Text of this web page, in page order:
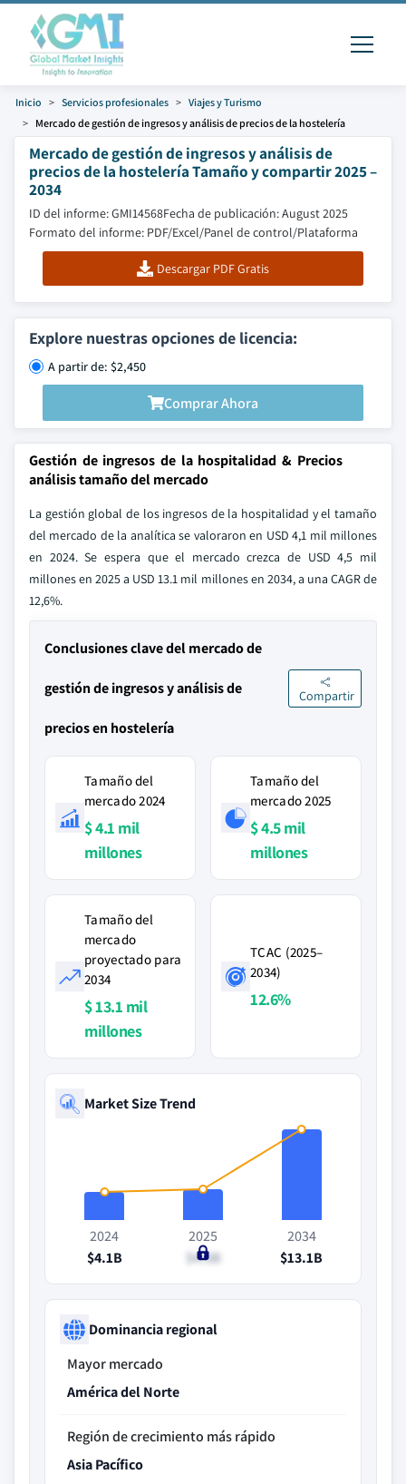
Inicio Servicios profesionales
Viajes y Turismo
Mercado de gestión de ingresos y análisis de precios de la hostelería
Mercado de gestión de ingresos y análisis de
precios de la hostelería Tamaño y compartir 2025 –
2034
ID del informe: GMI14568Fecha de publicación: August 2025
Formato del informe: PDF/Excel/Panel de control/Plataforma
Descargar PDF Gratis
Explore nuestras opciones de licencia:
A partir de: $2,450
Comprar Ahora
Gestión de ingresos de la hospitalidad & Precios
análisis tamaño del mercado
La gestión global de los ingresos de la hospitalidad y el tamaño
del mercado de la analítica se valoraron en USD 4,1 mil millones
en 2024. Se espera que el mercado crezca de USD 4,5 mil
millones en 2025 a USD 13.1 mil millones en 2034, a una CAGR de
12,6%.
Conclusiones clave del mercado de
gestión de ingresos y análisis de
precios en hostelería
Compartir
Tamaño del
mercado 2024
$ 4.1 mil
millones
Tamaño del
mercado 2025
$ 4.5 mil
millones
Tamaño del
mercado
proyectado para
2034
$ 13.1 mil
millones
TCAC (2025–
2034)
12.6%
Market Size Trend
2024
$4.1B
2025
$4.5B
2034
$13.1B
Dominancia regional
Mayor mercado
América del Norte
Región de crecimiento más rápido
Asia Pacífico